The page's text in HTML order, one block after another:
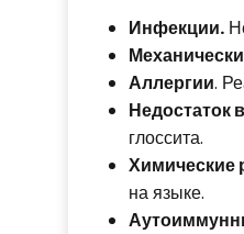
Инфекции.
Аллергии.
Недостаток
глоссита.
Химические
на языке.